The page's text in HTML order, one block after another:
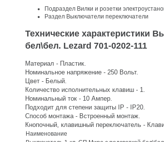
Подраздел Вилки и розетки
Раздел Выключатели переключатели
Технические характеристики
бел\бел. Lezard 701-0202-111
Материал - Пластик.
Номинальное напряжение - 250 Вольт.
Цвет - Белый.
Количество исполнительных клавиш - 1.
Номинальный ток - 10 Ампер.
Подходит для степени защиты IP - IP20.
Способ монтажа - Встроенный монтаж.
Кнопочный, клавишный переключатель -
Наименование